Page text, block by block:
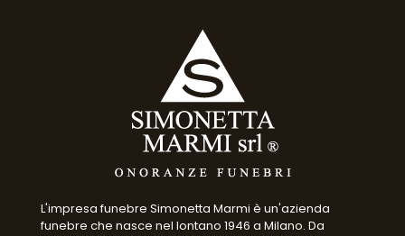
L'impresa funebre Simonetta Marmi è un'azienda
funebre che nasce nel lontano 1946 a Milano. Da